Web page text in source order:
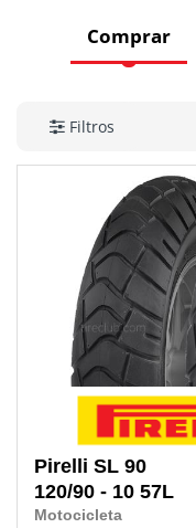
Comprar
Filtros
Pirelli SL 90
120/90 - 10 57L
Motocicleta